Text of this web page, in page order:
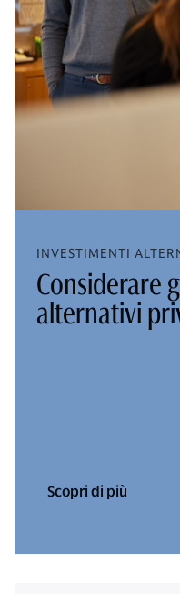
INVESTIMENTI
Considerare
alternativi
Scopri di più